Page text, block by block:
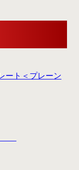
ート＜プレーン